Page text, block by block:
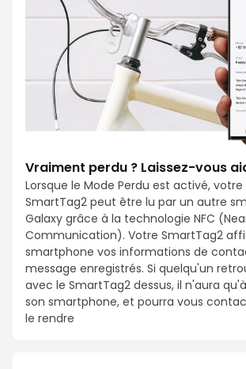
Vraiment perdu ? Laissez-vous
Lorsque le Mode Perdu est activé, votre
SmartTag2 peut être lu par un autre
Galaxy grâce à la technologie NFC
Communication). Votre SmartTag2
smartphone vos informations de
message enregistrés. Si quelqu'un
avec le SmartTag2 dessus, il n'aura
son smartphone, et pourra vous
le rendre